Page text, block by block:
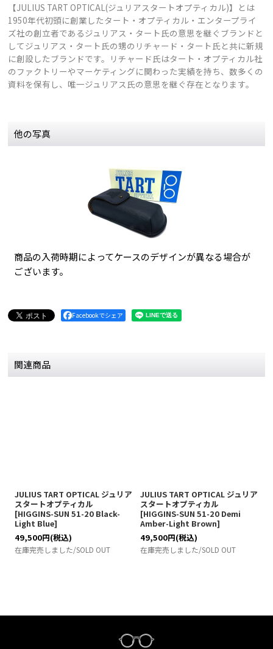
【JULIUS TART OPTICAL(ジュリアスタートオプティカル)】とは
1950年代初頭に創業したタート・オプティカル・エンタープライ
ズ社の創立者であるジュリアス・タート氏の意思を継ぐブランドと
してジュリアス・タート氏の甥のリチャード・タート氏と共に新規
に創設したブランドです。リチャード氏はタート・オプティカル社
のファクトリーやマーケティングに関わった実績を持ち、数多くの
資料を保有し、唯一ジュリアス氏の意思を継ぐ存在となります。
他の写真
商品の入荷時期によってケースのデザインが異なる場合が
ございます。
Facebookでシェア
関連商品
JULIUS TART OPTICAL ジュリア
スタートオプティカル
[HIGGINS-SUN 51-20 Black-
Light Blue]
49,500円(税込)
在庫完売しました/SOLD OUT
JULIUS TART OPTICAL ジュリア
スタートオプティカル
[HIGGINS-SUN 51-20 Demi
Amber-Light Brown]
49,500円(税込)
在庫完売しました/SOLD OUT